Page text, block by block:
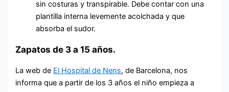
sin costuras y transpirable. Debe contar con una
plantilla interna levemente acolchada y que
absorba el sudor.
Zapatos de 3 a 15 años.
La web de El Hospital de Nens, de Barcelona, nos
informa que a partir de los 3 años el niño empieza a